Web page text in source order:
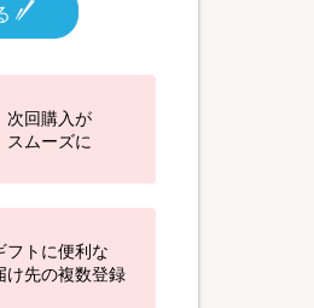
次回購入が
スムーズに
フトに便利な
け先の複数登録